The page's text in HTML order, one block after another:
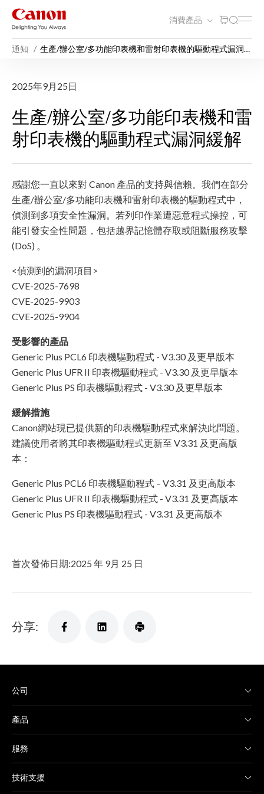
消費產品
通知
生產/辦公室/多功能印表機和雷射印表機的驅動程式漏洞緩
生產/辦公室/多功能印表機
2025年9月25日
生產/辦公室/多功能印表機和雷
射印表機的驅動程式漏洞緩解
感謝您一直以來對 Canon 產品的支持與信賴。我們在部分
生產/辦公室/多功能印表機和雷射印表機的驅動程式中，
偵測到多項安全性漏洞。若列印作業遭惡意程式操控，可
能引發安全性問題，包括越界記憶體存取或阻斷服務攻擊
(DoS) 。
<偵測到的漏洞項目>
CVE-2025-7698
CVE-2025-9903
CVE-2025-9904
受影響的產品
Generic Plus PCL6 印表機驅動程式 - V3.30 及更早版本
Generic Plus UFR II 印表機驅動程式 - V3.30 及更早版本
Generic Plus PS 印表機驅動程式 - V3.30 及更早版本
緩解措施
Canon網站現已提供新的印表機驅動程式來解決此問題。
建議使用者將其印表機驅動程式更新至 V3.31 及更高版
本：
Generic Plus PCL6 印表機驅動程式 – V3.31 及更高版本
Generic Plus UFR II 印表機驅動程式 - V3.31 及更高版本
Generic Plus PS 印表機驅動程式 - V3.31 及更高版本
首次發佈日期:2025 年 9月 25 日
分享:
公司
產品
服務
技術支援